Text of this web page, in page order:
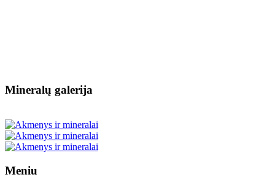
Mineralų galerija
Meniu